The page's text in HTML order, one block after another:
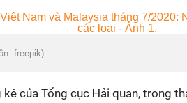
freepik)
kê của Tổng cục Hải quan, trong